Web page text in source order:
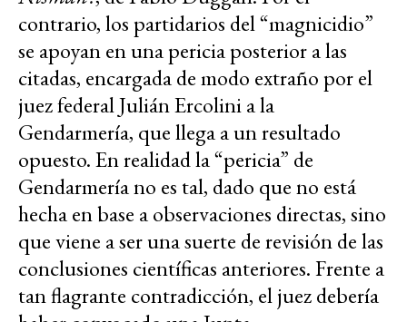
contrario, los partidarios del “magnicidio”
se apoyan en una pericia posterior a las
citadas, encargada de modo extraño por el
juez federal Julián Ercolini a la
Gendarmería, que llega a un resultado
opuesto. En realidad la “pericia” de
Gendarmería no es tal, dado que no está
hecha en base a observaciones directas, sino
que viene a ser una suerte de revisión de las
conclusiones científicas anteriores. Frente a
tan flagrante contradicción, el juez debería